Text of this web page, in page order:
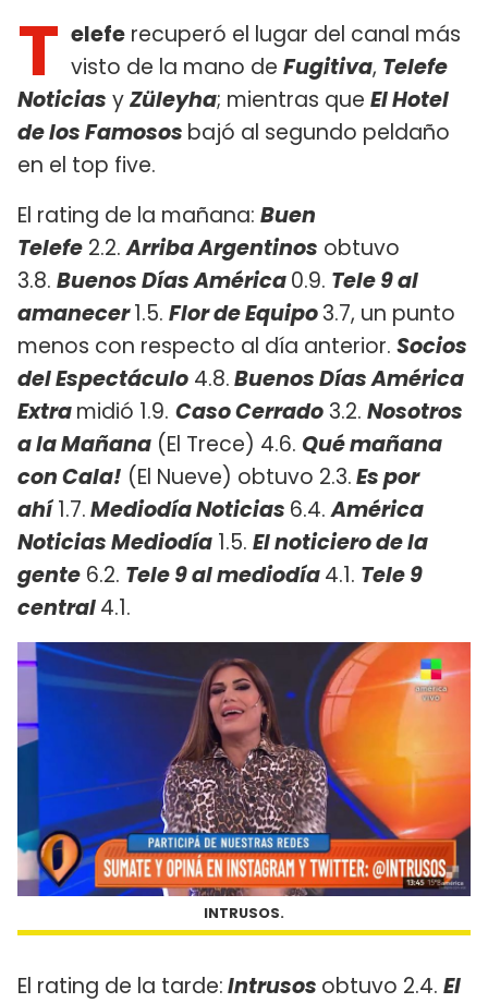
T elefe recuperó el lugar del canal más
visto de la mano de Fugitiva, Telefe
Noticias yZüleyha; mientras que El Hotel
de los Famosos bajó al segundo peldaño
en el top five.
El rating de la mañana: Buen
Telefe 2.2.Arriba Argentinos obtuvo
3.8. Buenos Días América0.9. Tele 9 al
amanecer1.5. Flor de Equipo3.7, un punto
menos con respecto al día anterior. Socios
del Espectáculo 4.8.Buenos Días América
Extramidió 1.9. Caso Cerrado 3.2. Nosotros
a la Mañana (El Trece) 4.6. Qué mañana
con Cala! (El Nueve) obtuvo 2.3.Es por
ahí1.7.Mediodía Noticias 6.4.América
Noticias Mediodía 1.5. El noticiero de la
gente 6.2. Tele 9 al mediodía4.1. Tele 9
central4.1.
INTRUSOS.
El rating de la tarde:Intrusos obtuvo 2.4. El